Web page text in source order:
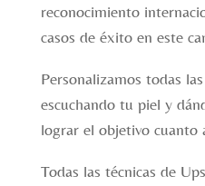
reconocimiento
casos de éxito en este
Personalizamos todas
escuchando tu piel y
lograr el objetivo cuanto
Todas las técnicas de